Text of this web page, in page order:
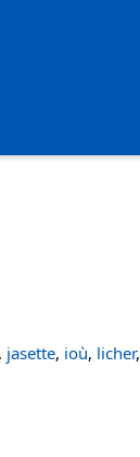
, jasette, ioù, licher,